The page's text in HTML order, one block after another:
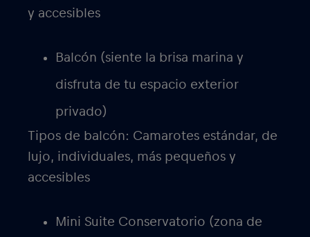
y accesibles
Balcón (siente la brisa marina y
disfruta de tu espacio exterior
privado)
Tipos de balcón: Camarotes estándar, de
lujo, individuales, más pequeños y
accesibles
Mini Suite Conservatorio (zona de